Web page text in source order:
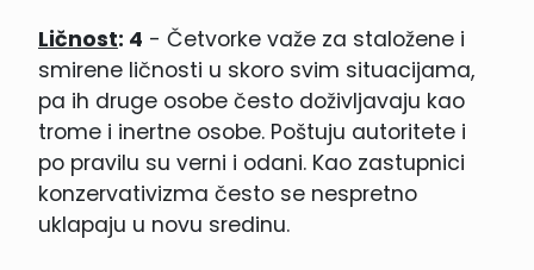
Ličnost: 4 - Četvorke važe za staložene i
smirene ličnosti u skoro svim situacijama,
pa ih druge osobe često doživljavaju kao
trome i inertne osobe. Poštuju autoritete i
po pravilu su verni i odani. Kao zastupnici
konzervativizma često se nespretno
uklapaju u novu sredinu.